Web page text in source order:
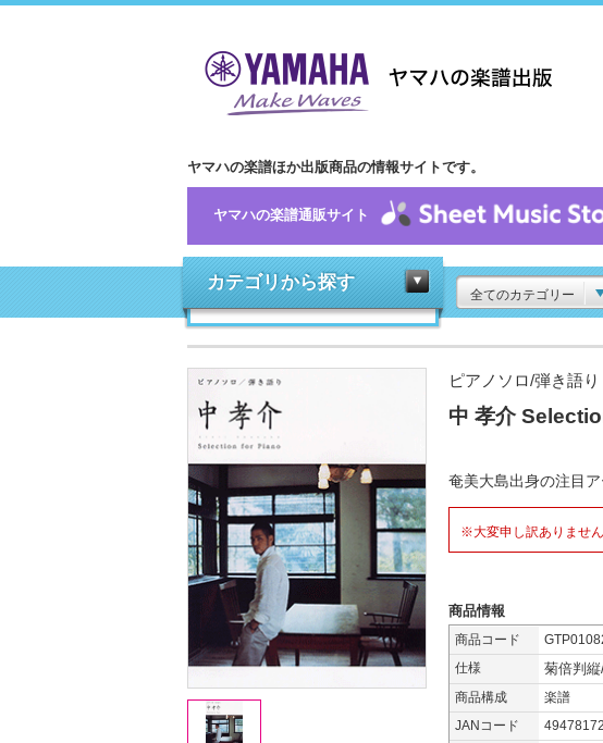
ヤマハの楽譜ほか出版商品の情報サイトです。
ヤマハの楽譜通販サイト
カテゴリから探す
全てのカテゴリー
ピアノソロ/弾き語り
中 孝介
奄美大島出身の注目
※大変申し訳ありませ
商品情報
商品コード
仕様
菊倍判
商品構成
楽譜
JANコード